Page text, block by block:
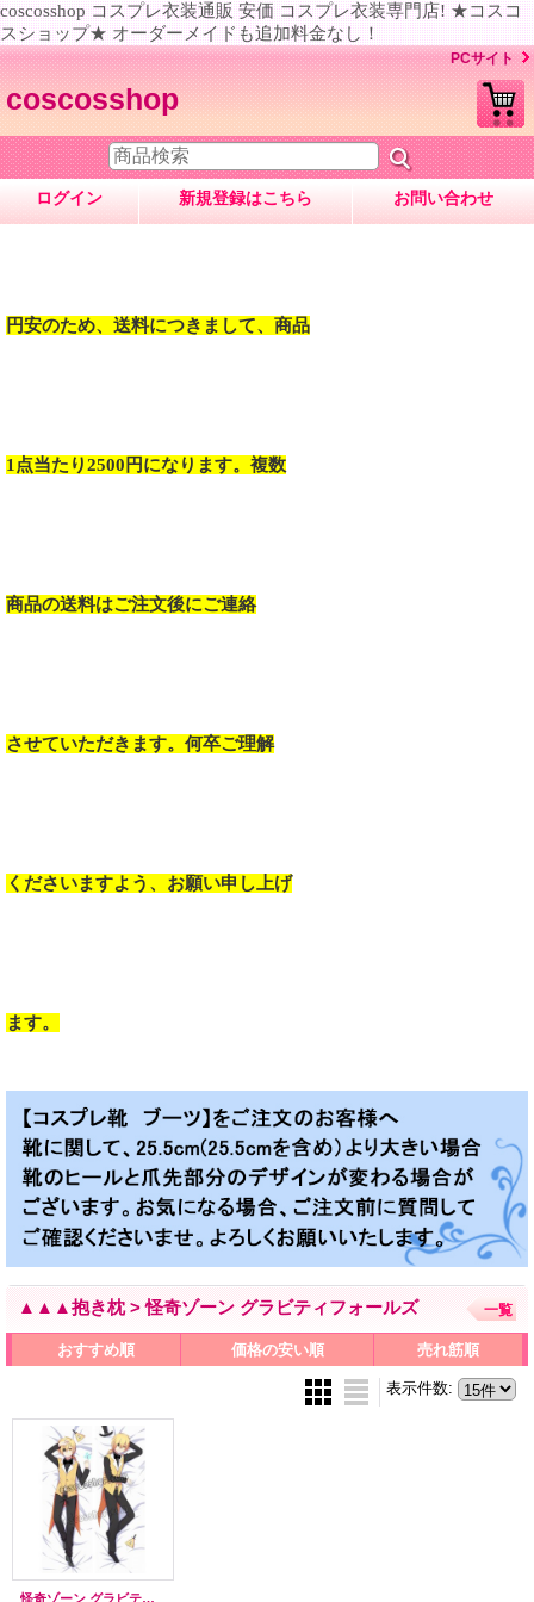
coscosshop コスプレ衣装通販 安価 コスプレ衣装専門店! ★コスコ
スショップ★ オーダーメイドも追加料金なし！
PCサイト
coscosshop
ログイン 新規登録はこちら お問い合わせ
円安のため、送料につきまして、商品
1点当たり2500円になります。複数
商品の送料はご注文後にご連絡
させていただきます。何卒ご理解
くださいますよう、お願い申し上げ
ます。
▲▲▲抱き枕 > 怪奇ゾーン グラビティフォールズ 一覧
おすすめ順 価格の安い順 売れ筋順
表示件数:
怪奇ゾーン グラビティフォールズ風 ●等身大 抱き枕カバー